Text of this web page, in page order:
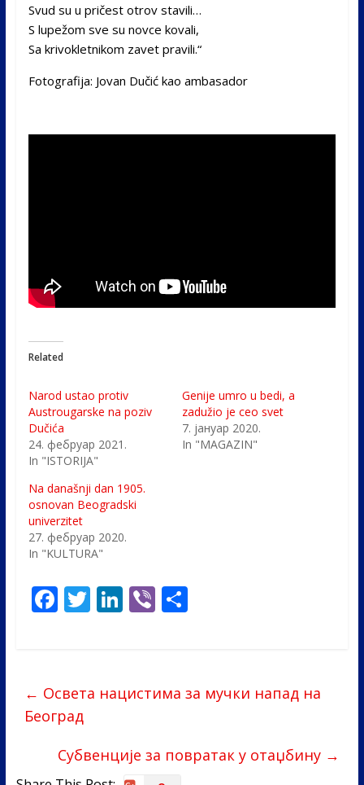
Svud su u pričest otrov stavili…
S lupežom sve su novce kovali,
Sa krivokletnikom zavet pravili.“
Fotografija: Jovan Dučić kao ambasador
Related
Narod ustao protiv
Austrougarske na poziv
Dučića
24. фебруар 2021.
In "ISTORIJA"
Genije umro u bedi, a
zadužio je ceo svet
7. јануар 2020.
In "MAGAZIN"
Na današnji dan 1905.
osnovan Beogradski
univerzitet
27. фебруар 2020.
In "KULTURA"
F
o
o
k
T Li
dI
Vi S
← Освета нацистима за мучки напад на
Београд
Субвенције за повратак у отаџбину →